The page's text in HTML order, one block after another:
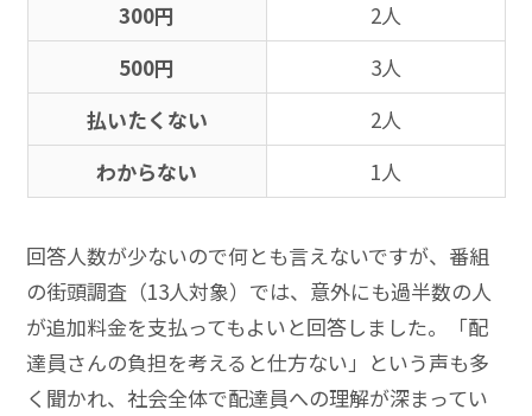
300円
2人
500円
3人
払いたくない
2人
わからない
1人
回答人数が少ないので何とも言えないですが、番組
の街頭調査（13人対象）では、意外にも過半数の人
が追加料金を支払ってもよいと回答しました。「配
達員さんの負担を考えると仕方ない」という声も多
く聞かれ、社会全体で配達員への理解が深まってい